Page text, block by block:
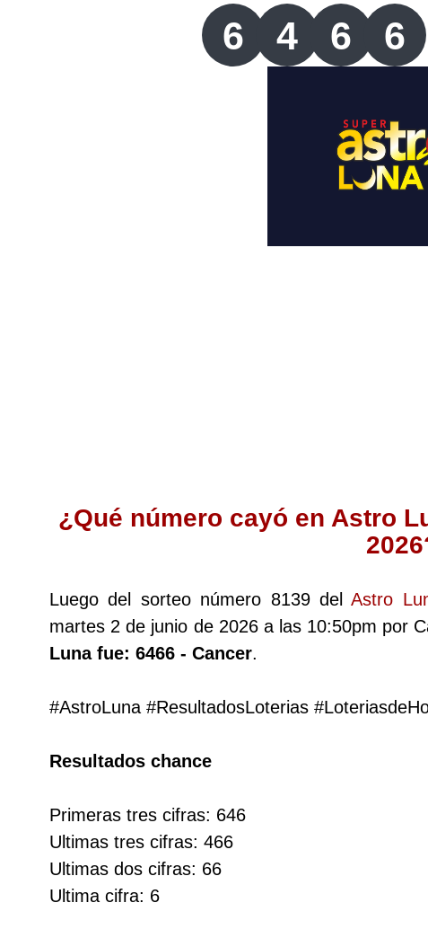
Lotería del Valle
Lotería del Meta
Antioqueñita Día
Antioqueñita Tarde
Astro Sol
Astro Luna
Cafeterito Tarde
Cafeterito Noche
6 4 6 6
¿Qué número cayó en Astro
Luego del sorteo número 8139 delAstro
martes 2 de junio de 2026 a las 10:50pm por
Luna fue: 6466 - Cancer.
#AstroLuna #ResultadosLoterias
Resultados chance
Primeras tres cifras: 646
Ultimas tres cifras: 466
Ultimas dos cifras: 66
Ultima cifra: 6